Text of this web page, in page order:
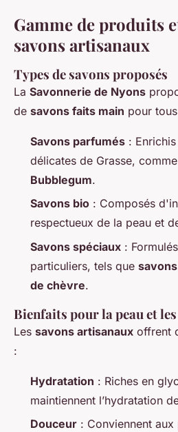
Gamme de produits
savons artisanaux
Types de savons proposés
La Savonnerie de Nyons
de savons faits main pour
Savons parfumés :
délicates de Grasse, comme
Bubblegum.
Savons bio : Composés
respectueux de la peau et
Savons spéciaux :
particuliers, tels que
de chèvre.
Bienfaits pour la peau et
Les savons artisanaux offrent
:
Hydratation : Riches en
maintiennent l’hydratation
Douceur : Conviennent aux